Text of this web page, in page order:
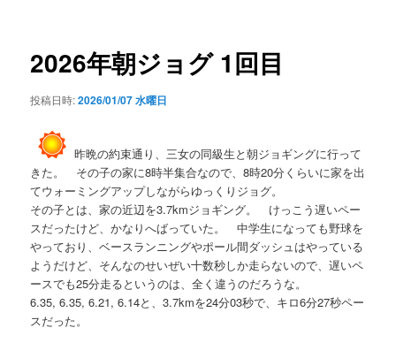
ー
ョ
2026年朝ジョグ 1回目
投稿日時:2026/01/07 水曜日
昨晩の約束通り、三女の同級生と朝ジョギングに行って
きた。 その子の家に8時半集合なので、8時20分くらいに家を出
てウォーミングアップしながらゆっくりジョグ。
その子とは、家の近辺を3.7kmジョギング。 けっこう遅いペー
スだったけど、かなりへばっていた。 中学生になっても野球を
やっており、ベースランニングやポール間ダッシュはやっている
ようだけど、そんなのせいぜい十数秒しか走らないので、遅いペ
ースでも25分走るというのは、全く違うのだろうな。
6.35, 6.35, 6.21, 6.14と、3.7kmを24分03秒で、キロ6分27秒ペー
スだった。